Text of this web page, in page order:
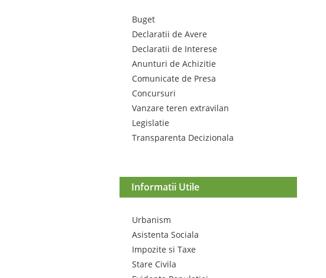
Buget
Declaratii de Avere
Declaratii de Interese
Anunturi de Achizitie
Comunicate de Presa
Concursuri
Vanzare teren extravilan
Legislatie
Transparenta Decizionala
Informatii Utile
Urbanism
Asistenta Sociala
Impozite si Taxe
Stare Civila